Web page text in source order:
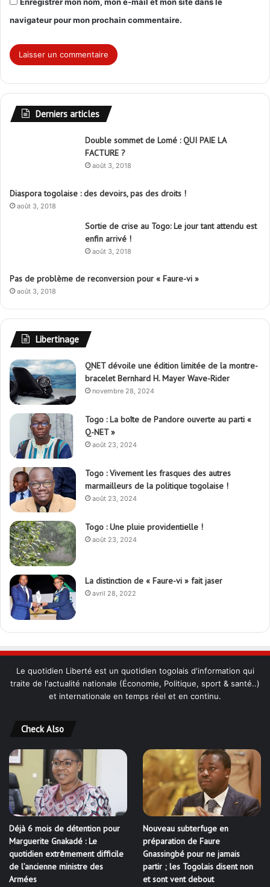
Enregistrer mon nom, mon e-mail et mon site dans le
navigateur pour mon prochain commentaire.
Derniers articles
Double sommet de Lomé : QUI PAIE LA
FACTURE ?
août 3, 2018
Diaspora togolaise : des devoirs, pas des droits !
août 3, 2018
Sortie de crise au Togo: Le jour tant attendu est
enfin arrivé !
août 3, 2018
Pas de problème de reconversion pour « Faure-vi »
août 3, 2018
Libertinage
QNET dévoile une édition limitée de la montre-
bracelet Bernhard H. Mayer Wave-Rider
novembre 28, 2024
Togo : La boîte de Pandore ouverte au parti «
Q-NET »
août 23, 2024
Togo : Vivement les frasques des autres
marmailleurs de la politique togolaise !
août 23, 2024
Togo : Une pluie providentielle !
août 23, 2024
La distinction de « Faure-vi » fait jaser
avril 28, 2022
Le quotidien Liberté est un quotidien togolais d'information qui
traite de l'actualité nationale (Économie, Politique, sport & santé..)
et internationale en temps réel et en continu.
Check Also
Déjà 6 mois de détention pour
Marguerite Gnakadé : Le
quotidien extrêmement difficile
de l’ancienne ministre des
Armées
Nouveau subterfuge en
préparation de Faure
Gnassingbé pour ne jamais
partir ; les Togolais disent non
et sont vent debout